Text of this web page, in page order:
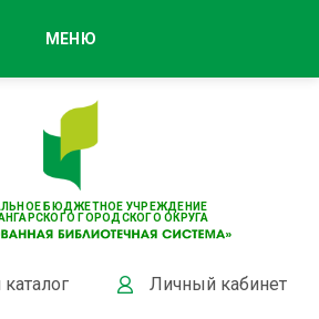
БЮДЖЕТНОЕ УЧРЕЖДЕНИЕ
ГОРОДСКОГО ОКРУГА
Личный кабинет
МЕНЮ